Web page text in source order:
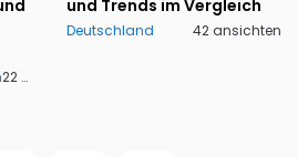
22 ansichten
und Trends im Vergleich
Deutschland 42 ansichten